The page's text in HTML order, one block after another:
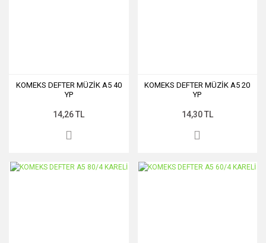
KOMEKS DEFTER MÜZİK A5 40
YP
14,26 TL
KOMEKS DEFTER MÜZİK A5 20
YP
14,30 TL